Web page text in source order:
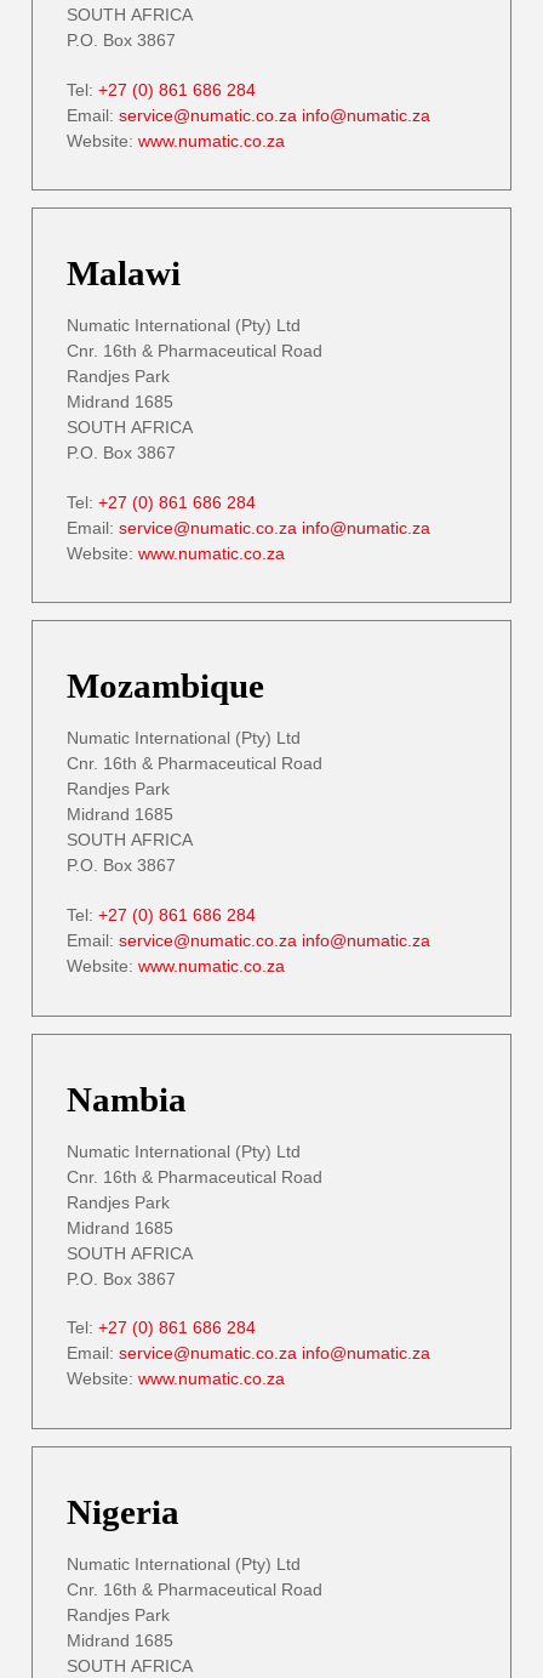
SOUTH AFRICA
P.O. Box 3867
Tel: +27 (0) 861 686 284
Email: service@numatic.co.za info@numatic.za
Website: www.numatic.co.za
Malawi
Numatic International (Pty) Ltd
Cnr. 16th & Pharmaceutical Road
Randjes Park
Midrand 1685
SOUTH AFRICA
P.O. Box 3867
Tel: +27 (0) 861 686 284
Email: service@numatic.co.za info@numatic.za
Website: www.numatic.co.za
Mozambique
Numatic International (Pty) Ltd
Cnr. 16th & Pharmaceutical Road
Randjes Park
Midrand 1685
SOUTH AFRICA
P.O. Box 3867
Tel: +27 (0) 861 686 284
Email: service@numatic.co.za info@numatic.za
Website: www.numatic.co.za
Nambia
Numatic International (Pty) Ltd
Cnr. 16th & Pharmaceutical Road
Randjes Park
Midrand 1685
SOUTH AFRICA
P.O. Box 3867
Tel: +27 (0) 861 686 284
Email: service@numatic.co.za info@numatic.za
Website: www.numatic.co.za
Nigeria
Numatic International (Pty) Ltd
Cnr. 16th & Pharmaceutical Road
Randjes Park
Midrand 1685
SOUTH AFRICA